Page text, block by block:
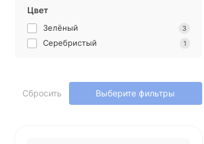
Цвет
Зелёный 3
Серебристый 1
Сбросить Выберите фильтры